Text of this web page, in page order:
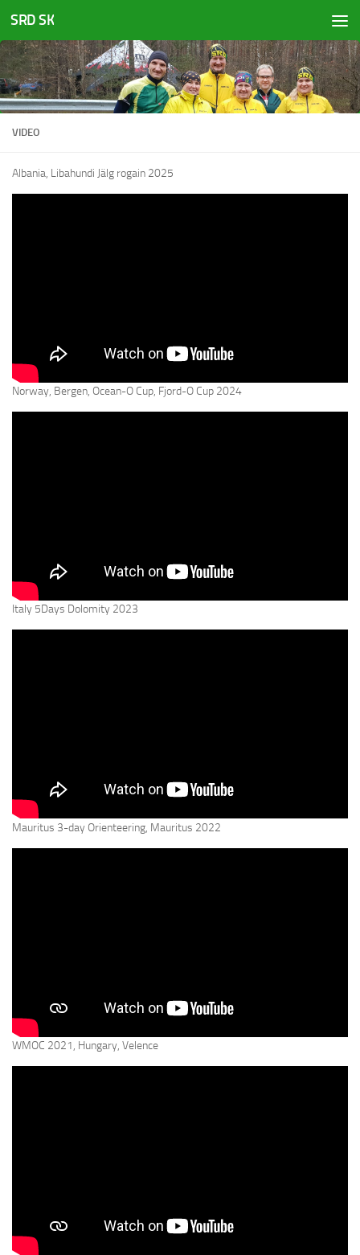
Skip to content
SRD SK
VIDEO
Albania, Libahundi Jälg rogain 2025
Norway, Bergen, Ocean-O Cup, Fjord-O Cup 2024
Italy 5Days Dolomity 2023
Mauritus 3-day Orienteering, Mauritus 2022
WMOC 2021, Hungary, Velence